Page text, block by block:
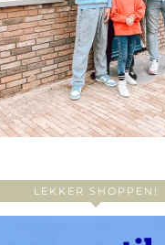
LEKKER SHOPPEN!